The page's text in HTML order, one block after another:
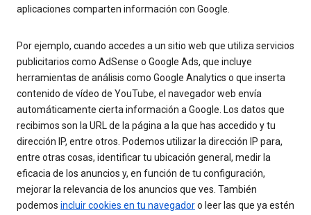
aplicaciones comparten información con Google.
Por ejemplo, cuando accedes a un sitio web que utiliza servicios
publicitarios como AdSense o Google Ads, que incluye
herramientas de análisis como Google Analytics o que inserta
contenido de vídeo de YouTube, el navegador web envía
automáticamente cierta información a Google. Los datos que
recibimos son la URL de la página a la que has accedido y tu
dirección IP, entre otros. Podemos utilizar la dirección IP para,
entre otras cosas, identificar tu ubicación general, medir la
eficacia de los anuncios y, en función de tu configuración,
mejorar la relevancia de los anuncios que ves. También
podemos incluir cookies en tu navegadoro leer las que ya estén